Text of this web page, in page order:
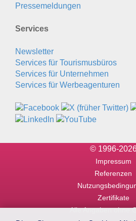
Pressemeldungen
Services
Newsletter
Services für Tourismusbüros
Services für Unternehmen
Services für Werbeagenturen
© 1996-
Impressum
Referenzen
Zertifikate
Alle Angaben ohne